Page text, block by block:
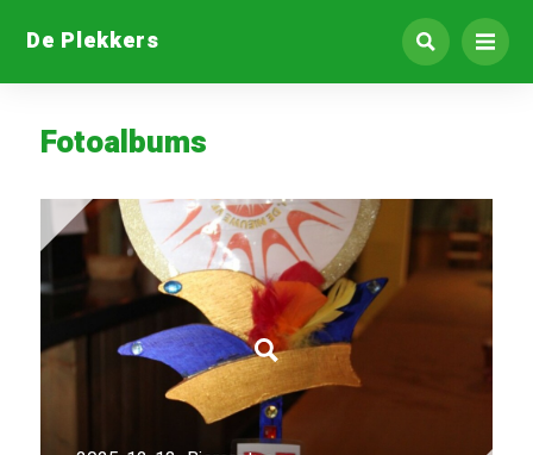
De Plekkers
Fotoalbums